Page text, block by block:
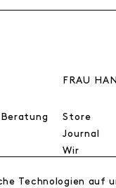
FRAU
Store
Journal
Wir
Wholesale
Technologien auf